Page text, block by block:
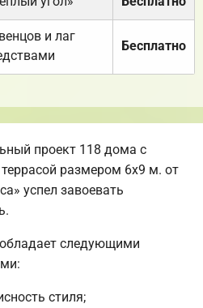
и лаг
Бесплатно
проект 118 дома с
размером 6х9 м. от
успел завоевать
следующими
стиля;